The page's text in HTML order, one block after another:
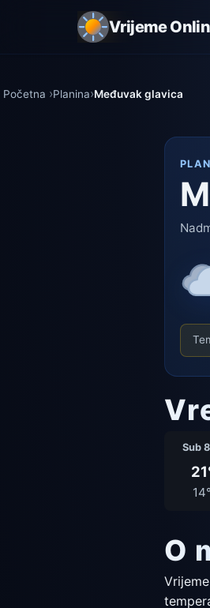
Vrijeme
Početna Planina Međuvak glavica
Sub
14°
O